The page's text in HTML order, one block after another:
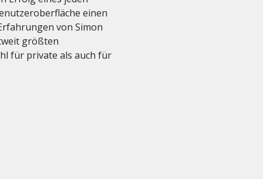
einen
von Simon
größten
für private als auch für